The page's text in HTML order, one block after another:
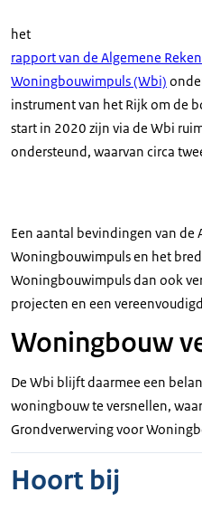
het
rapport van de Algemene
Woningbouwimpuls (Wbi)
instrument van het Rijk om de
start in 2020 zijn via de Wbi
ondersteund, waarvan circa
Een aantal bevindingen van
Woningbouwimpuls en het
Woningbouwimpuls dan ook
projecten en een
Woningbouw
De Wbi blijft daarmee een
woningbouw te versnellen,
Grondverwerving voor
Hoort bij